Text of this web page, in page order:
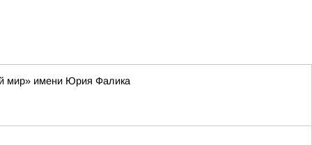
мир» имени Юрия Фалика